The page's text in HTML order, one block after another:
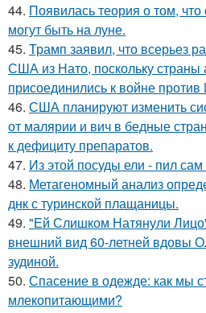
44. Появилась теория о том, что
могут быть на луне.
45. Трамп заявил, что всерьез
США из Нато, поскольку страны
присоединились к войне
46. США планируют изменить
от малярии и вич в бедные
к дефициту препаратов.
47. Из этой посуды ели - пил
48. Метагеномный анализ
днк с туринской плащаницы.
49. "Ей Слишком Натянули
внешний вид 60-летней вдовы
зудиной.
50. Спасение в одежде: как мы
млекопитающими?